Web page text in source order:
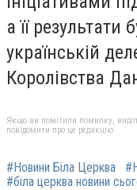
а її результати
українській
Королівства
Якщо ви помітили помилку,
повідомити про це редакцію
#Новини Біла Церква
#біла церква новини